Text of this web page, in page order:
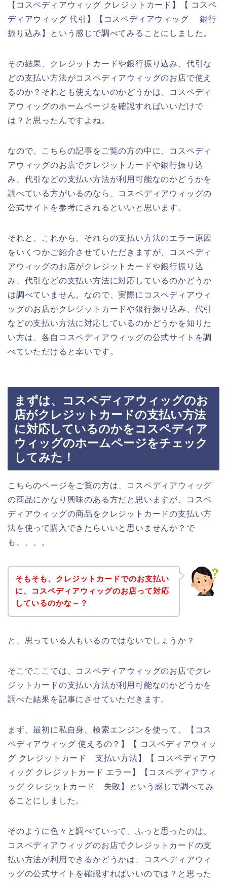
【コスペディアウィッグ クレジットカード】【 コスペ
ディアウィッグ 代引】【コスペディアウィッグ 銀行
振り込み】という感じで調べてみることにしました。
その結果、クレジットカードや銀行振り込み、代引な
どの支払い方法がコスペディアウィッグのお店で使え
るのか？それとも使えないのかどうかは、コスペディ
アウィッグのホームページを確認すればいいだけで
は？と思ったんですよね。
なので、こちらの記事をご覧の方の中に、コスペディ
アウィッグのお店でクレジットカードや銀行振り込
み、代引などの支払い方法が利用可能なのかどうかを
調べている方がいるのなら、コスペディアウィッグの
公式サイトを参考にされるといいと思います。
それと、これから、それらの支払い方法のエラー原因
をいくつかご紹介させていただきますが、コスペディ
アウィッグのお店がクレジットカードや銀行振り込
み、代引などの支払い方法に対応しているのかどうか
は調べていません。なので、実際にコスペディアウィ
ッグのお店がクレジットカードや銀行振り込み、代引
などの支払い方法に対応しているのかどうかを知りた
い方は、各自コスペディアウィッグの公式サイトを調
べていただけると幸いです。
まずは、コスペディアウィッグのお
店がクレジットカードの支払い方法
に対応しているのかをコスペディア
ウィッグのホームページをチェック
してみた！
こちらのページをご覧の方は、コスペディアウィッグ
の商品にかなり興味のある方だと思いますが、コスペ
ディアウィッグの商品をクレジットカードの支払い方
法を使って購入できたらいいと思いませんか？で
も、、、。
そもそも、クレジットカードでのお支払い
に、コスペディアウィッグのお店って対応
しているのかな～？
と、思っている人もいるのではないでしょうか？
そこでここでは、コスペディアウィッグのお店でクレ
ジットカードの支払い方法が利用可能なのかどうかを
調べた結果を記事にさせていただきます。
まず、最初に私自身、検索エンジンを使って、【コス
ペディアウィッグ 使えるの？】【 コスペディアウィッ
グ クレジットカード 支払い方法】【 コスペディアウ
ィッグ クレジットカード エラー】【コスペディアウィ
ッグ クレジットカード 失敗】という感じで調べてみ
ることにしました。
そのように色々と調べていって、ふっと思ったのは、
コスペディアウィッグのお店でクレジットカードの支
払い方法が利用できるかどうかは、コスペディアウィ
ッグの公式サイトを確認すればいいのでは？と思った